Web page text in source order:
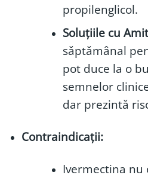
propilenglicol.
Soluțiile cu
săptămânal
pot duce la o
semnelor
dar prezintă
Contraindicații:
Ivermectina nu